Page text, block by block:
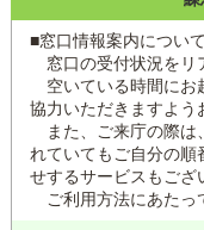
■窓口情報案内について
窓口の受付状況をリ
空いている時間にお
協力いただきますよう
また、ご来庁の際は
れていてもご自分の順
せするサービスもござ
ご利用方法にあたっ